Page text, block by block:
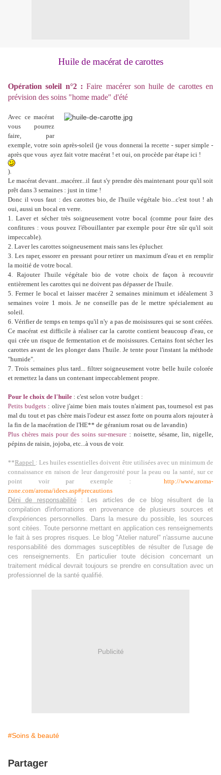
Huile de macérat de carottes
Opération soleil n°2 : Faire macérer son huile de carottes en
prévision des soins "home made" d'été
Avec ce macérat
vous pourrez
faire, par
exemple, votre soin après-soleil (je vous donnerai la recette - super simple -
après que vous ayez fait votre macérat ! et oui, on procède par étape ici !
).
Le macérat devant...macérer...il faut s'y prendre dès maintenant pour qu'il soit
prêt dans 3 semaines : just in time !
Donc il vous faut : des carottes bio, de l'huile végétale bio...c'est tout ! ah
oui, aussi un bocal en verre.
1. Laver et sécher très soigneusement votre bocal (comme pour faire des
confitures : vous pouvez l'ébouillanter par exemple pour être sûr qu'il soit
impeccable).
2. Laver les carottes soigneusement mais sans les éplucher.
3. Les raper, essorer en pressant pour retirer un maximum d'eau et en remplir
la moitié de votre bocal.
4. Rajouter l'huile végétale bio de votre choix de façon à recouvrir
entièrement les carottes qui ne doivent pas dépasser de l'huile.
5. Fermer le bocal et laisser macérer 2 semaines minimum et idéalement 3
semaines voire 1 mois. Je ne conseille pas de le mettre spécialement au
soleil.
6. Vérifier de temps en temps qu'il n'y a pas de moisissures qui se sont créées.
Ce macérat est difficile à réaliser car la carotte contient beaucoup d'eau, ce
qui crée un risque de fermentation et de moisissures. Certains font sécher les
carottes avant de les plonger dans l'huile. Je tente pour l'instant la méthode
"humide".
7. Trois semaines plus tard... filtrer soigneusement votre belle huile colorée
et remettez la dans un contenant impeccablement propre.
Pour le choix de l'huile : c'est selon votre budget :
Petits budgets: olive j'aime bien mais toutes n'aiment pas, tournesol est pas
mal du tout et pas chère mais l'odeur est assez forte on pourra alors rajouter à
la fin de la macération de l'HE** de géranium rosat ou de lavandin)
Plus chères mais pour des soins sur-mesure : noisette, sésame, lin, nigelle,
pépins de raisin, jojoba, etc...à vous de voir.
**Rappel : Les huiles essentielles doivent être utilisées avec un minimum de
connaissance en raison de leur dangerosité pour la peau ou la santé, sur ce
point voir par exemple :
http://www.aroma-
zone.com/aroma/idees.asp#precautions
Déni de responsabilité: Les articles de ce blog résultent de la
compilation d'informations en provenance de plusieurs sources et
d'expériences personnelles. Dans la mesure du possible, les sources
sont citées. Toute personne mettant en application ces renseignements
le fait à ses propres risques. Le blog "Atelier naturel" n'assume aucune
responsabilité des dommages susceptibles de résulter de l'usage de
ces renseignements. En particulier toute décision concernant un
traitement médical devrait toujours se prendre en consultation avec un
professionnel de la santé qualifié.
Publicité
#Soins & beauté
Partager